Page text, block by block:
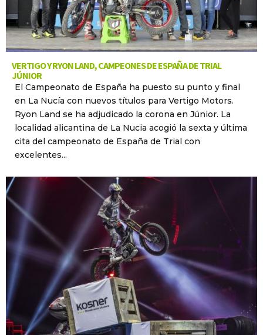
VERTIGO Y RYON LAND, CAMPEONES DE ESPAÑA DE TRIAL
JÚNIOR
El Campeonato de España ha puesto su punto y final
en La Nucía con nuevos títulos para Vertigo Motors.
Ryon Land se ha adjudicado la corona en Júnior. La
localidad alicantina de La Nucia acogió la sexta y última
cita del campeonato de España de Trial con
excelentes...